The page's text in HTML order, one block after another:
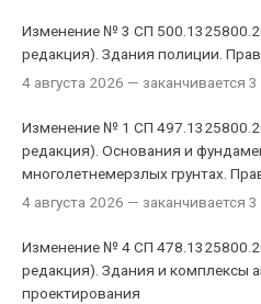
Изменение № 3 СП
редакция). Здания полиции.
4 августа 2026 — заканчивается
Изменение № 1 СП
редакция). Основания и
многолетнемерзлых грунтах.
4 августа 2026 — заканчивается
Изменение № 4 СП
редакция). Здания и комплексы
проектирования